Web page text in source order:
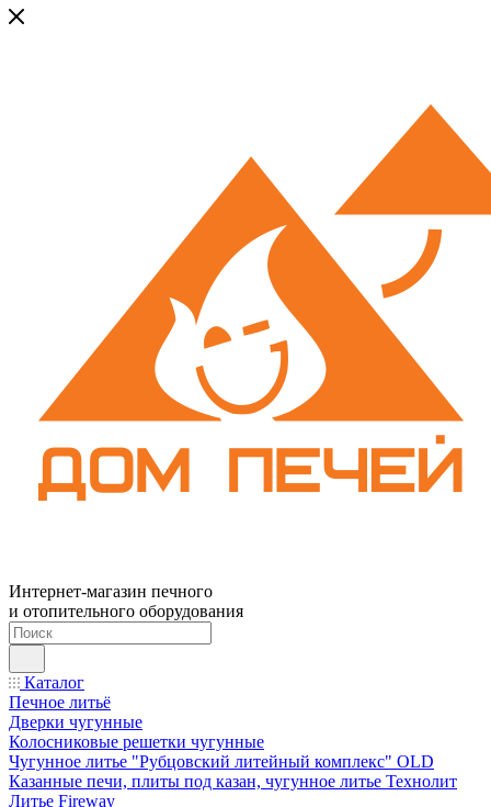
Интернет-магазин печного
и отопительного оборудования
Каталог
Печное литьё
Дверки чугунные
Колосниковые решетки чугунные
Чугунное литье "Рубцовский литейный комплекс" OLD
Казанные печи, плиты под казан, чугунное литье Технолит
Литье Fireway